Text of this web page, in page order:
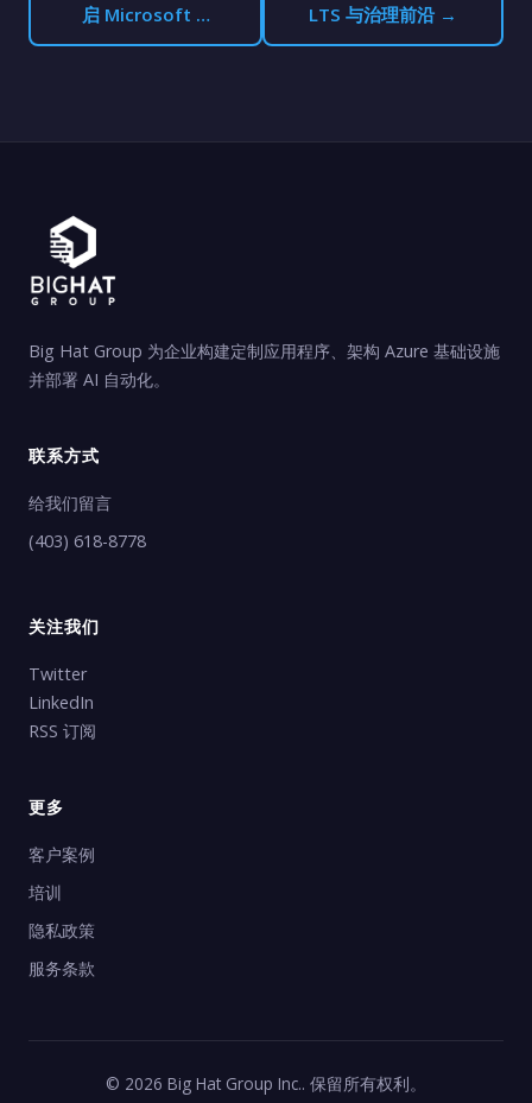
启 Microsoft …
LTS 与治理前沿 →
Big Hat Group 为企业构建定制应用程序、架构 Azure 基础设施
并部署 AI 自动化。
联系方式
给我们留言
(403) 618-8778
关注我们
Twitter
LinkedIn
RSS 订阅
更多
客户案例
培训
隐私政策
服务条款
© 2026 Big Hat Group Inc.. 保留所有权利。